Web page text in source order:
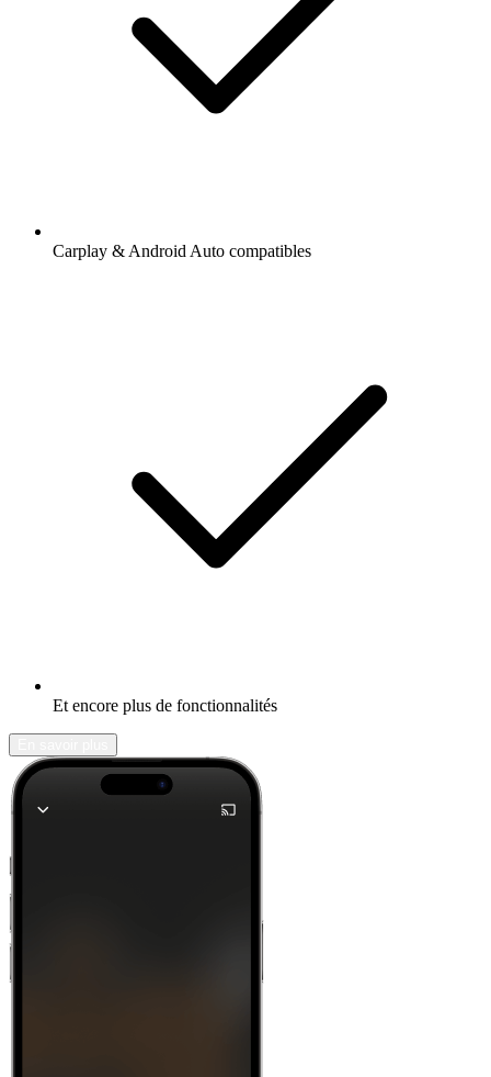
Carplay & Android Auto compatibles
Et encore plus de fonctionnalités